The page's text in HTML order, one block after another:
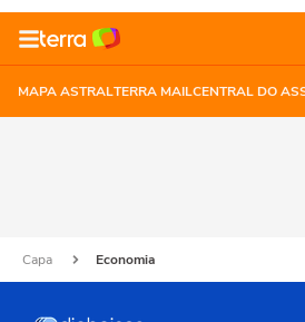
MAPA ASTRALTERRA MAILCENTRAL DO
Capa Economia